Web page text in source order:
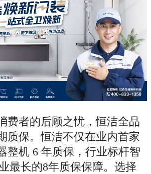
费者的后顾之忧，恒洁全品
质保。恒洁不仅在业内首家
整机 6 年质保，行业标杆智
最长的8年质保保障。选择